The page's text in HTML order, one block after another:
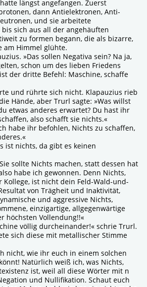
längst angefangen. Zuerst
dann Antielektronen, Anti-
und sie arbeitete
sich aus all der angehäuften
zu formen begann, die als bizarre,
am Himmel glühte.
»Das sollen Negativa sein? Na ja,
schon um des lieben Friedens
der dritte Befehl: Maschine, schaffe
und rührte sich nicht. Klapauzius rieb
Hände, aber Trurl sagte: »Was willst
etwas anderes erwartet? Du hast ihr
also schafft sie nichts.«
habe ihr befohlen, Nichts zu schaffen,
ist nichts, da gibt es keinen
sollte Nichts machen, statt dessen hat
habe ich gewonnen. Denn Nichts,
ist nicht dein Feld-Wald-und-
von Trägheit und Inaktivität,
und aggressive Nichts,
einzigartige, allgegenwärtige
höchsten Vollendung!!«
völlig durcheinander!« schrie Trurl.
sich diese mit metallischer Stimme
nicht, wie ihr euch in einem solchen
Natürlich weiß ich, was Nichts,
ist, weil all diese Wörter mit n
und Nullifikation. Schaut euch